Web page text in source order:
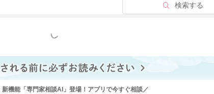
検索する
もっと見る
新機能「専門家相談AI」登場！アプリで今すぐ相談／